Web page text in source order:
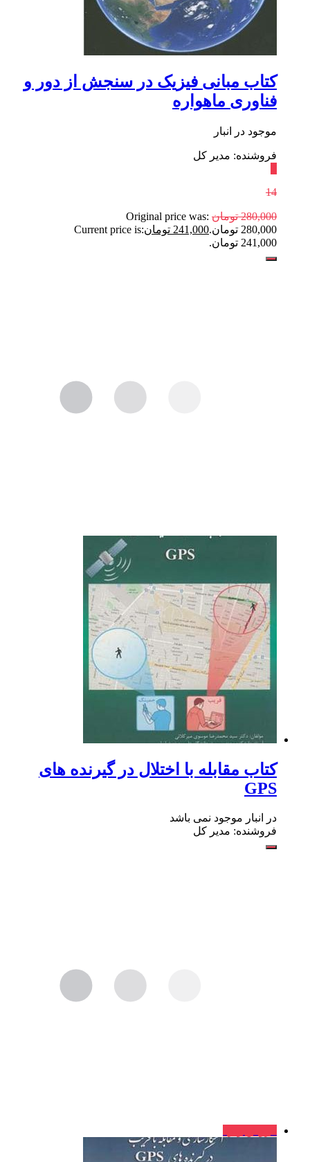
کتاب مبانی فیزیک در سنجش از دور و
فناوری ماهواره
موجود در انبار
فروشنده: مدیر کل
14
280,000 تومان Original price was:
280,000 تومان.
241,000 تومانCurrent price is:
241,000 تومان.
کتاب مقابله با اختلال در گیرنده های
GPS
در انبار موجود نمی باشد
فروشنده: مدیر کل